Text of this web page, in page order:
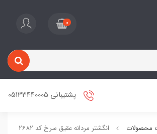
0
پشتیبانی 05133440005
محصولات انگشتر مردانه عقیق سرخ کد 2682